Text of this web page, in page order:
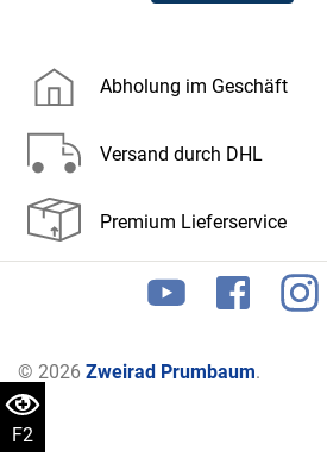
F2
Abholung im Geschäft
Versand durch DHL
Premium Lieferservice
© 2026 Zweirad Prumbaum.